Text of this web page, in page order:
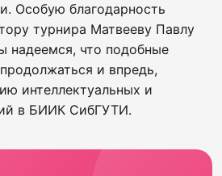
Особую благодарность
турнира Матвееву Павлу
надеемся, что подобные
и впредь,
интеллектуальных и
в БИИК СибГУТИ.